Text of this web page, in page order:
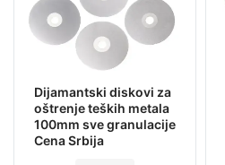
Dijamantski diskovi za
oštrenje teških metala
100mm sve granulacije
Cena Srbija